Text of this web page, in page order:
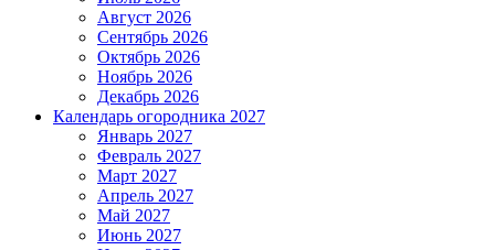
Август 2026
Сентябрь 2026
Октябрь 2026
Ноябрь 2026
Декабрь 2026
Календарь огородника 2027
Январь 2027
Февраль 2027
Март 2027
Апрель 2027
Май 2027
Июнь 2027